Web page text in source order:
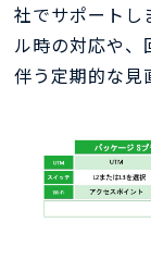
社でサポートし
ル時の対応や、
伴う定期的な見